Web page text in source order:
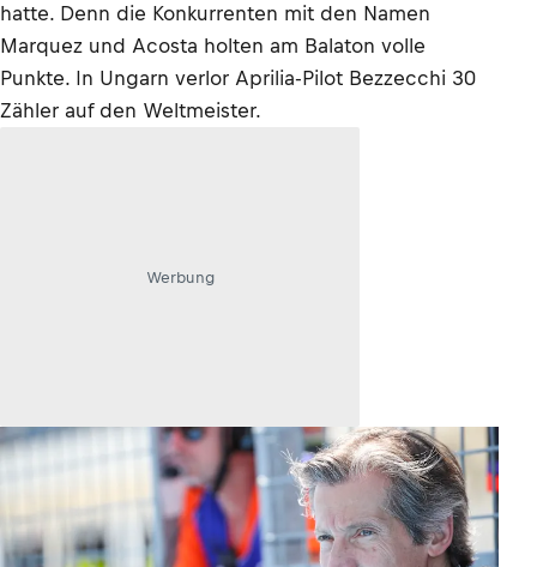
hatte. Denn die Konkurrenten mit den Namen
Marquez und Acosta holten am Balaton volle
Punkte. In Ungarn verlor Aprilia-Pilot Bezzecchi 30
Zähler auf den Weltmeister.
Werbung